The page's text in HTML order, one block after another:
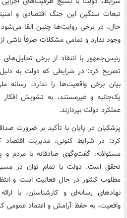
تبعات سنگین این جنگ اقتصادی و
حال، در برخی روایت‌ها چنین القا
وجود ندارد و تمامی مشکلات صرفاً ناشی
رئیس‌جمهور با انتقاد از برخی تحلیل‌های
تصریح کرد: در شرایطی که دولت به
بیان برخی واقعیت‌ها را ندارد، رسانه
یک‌جانبه و غیرمستند، به تشویش
عملکرد دولت بپردازند.
پزشکیان در پایان با تأکید بر ضرورت
کرد: در شرایط کنونی، مدیریت
مسئولانه، گفت‌وگوی صادقانه با مردم و
تحقق است. دولت با تمام توان در
مطلوب کشور در حال فعالیت است و
نهادهای رسانه‌ای و کارشناسان، با
واقعیت، به حفظ آرامش و اعتماد عمومی